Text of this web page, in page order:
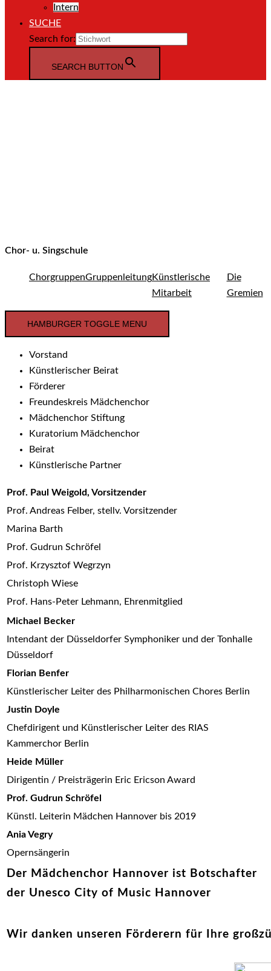
Intern
SUCHE
Search for:
SEARCH BUTTON
Chor- u. Singschule
ChorgruppenGruppenleitungKünstlerische
Mitarbeit
Die
Gremien
HAMBURGER TOGGLE MENU
Vorstand
Künstlerischer Beirat
Förderer
Freundeskreis Mädchenchor
Mädchenchor Stiftung
Kuratorium Mädchenchor
Beirat
Künstlerische Partner
Prof. Paul Weigold, Vorsitzender
Prof. Andreas Felber, stellv. Vorsitzender
Marina Barth
Prof. Gudrun Schröfel
Prof. Krzysztof Wegrzyn
Christoph Wiese
Prof. Hans-Peter Lehmann, Ehrenmitglied
Michael Becker
Intendant der Düsseldorfer Symphoniker und der Tonhalle
Düsseldorf
Florian Benfer
Künstlerischer Leiter des Philharmonischen Chores Berlin
Justin Doyle
Chefdirigent und Künstlerischer Leiter des RIAS
Kammerchor Berlin
Heide Müller
Dirigentin / Preisträgerin Eric Ericson Award
Prof. Gudrun Schröfel
Künstl. Leiterin Mädchen Hannover bis 2019
Ania Vegry
Opernsängerin
Der Mädchenchor Hannover ist Botschafter
der Unesco City of Music Hannover
Wir danken unseren Förderern für Ihre